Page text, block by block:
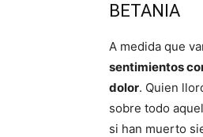
BETANIA
A medida que
sentimientos
dolor. Quien
sobre todo
si han muerto